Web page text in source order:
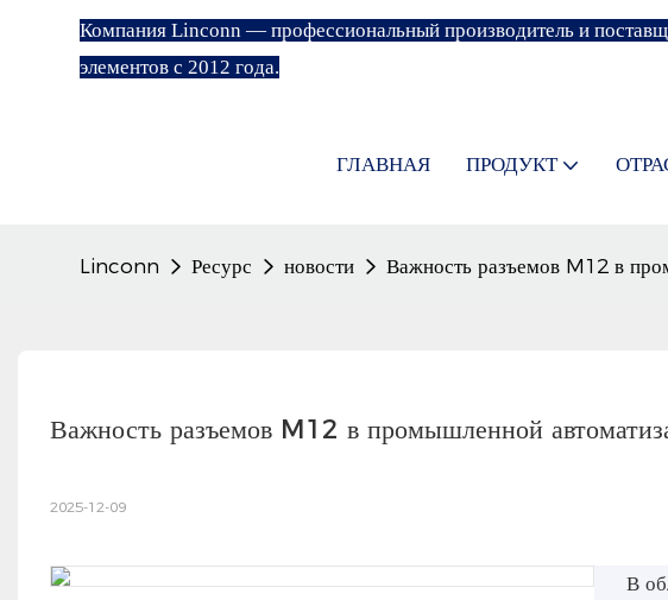
Компания Linconn — профессиональный производитель и
элементов с 2012 года.
ГЛАВНАЯ ПРОДУКТ
Linconn Ресурс новости Важность разъемов M12 в
Важность разъемов M12 в промышленной
2025-12-09
В